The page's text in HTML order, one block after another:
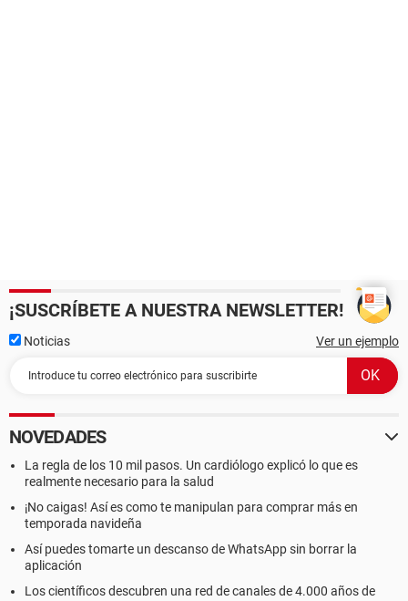
¡SUSCRÍBETE A NUESTRA NEWSLETTER!
Noticias Ver un ejemplo
NOVEDADES
La regla de los 10 mil pasos. Un cardiólogo explicó lo que es
realmente necesario para la salud
¡No caigas! Así es como te manipulan para comprar más en
temporada navideña
Así puedes tomarte un descanso de WhatsApp sin borrar la
aplicación
Los científicos descubren una red de canales de 4.000 años de